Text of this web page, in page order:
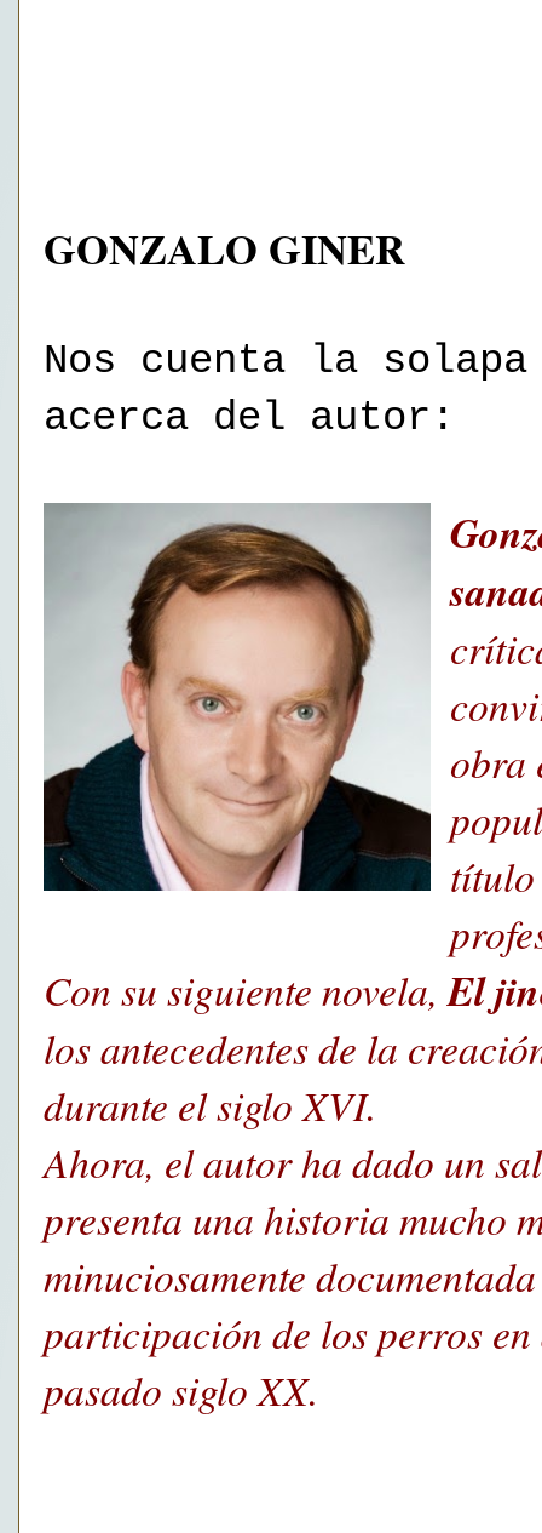
GONZALO GINER
Nos cuenta la
acerca del autor:
obra
título
Con su siguiente novela,El
los antecedentes de la
durante el siglo XVI.
Ahora, el autor ha dado un
presenta una historia mucho
minuciosamente
participación de los perros
pasado siglo XX.